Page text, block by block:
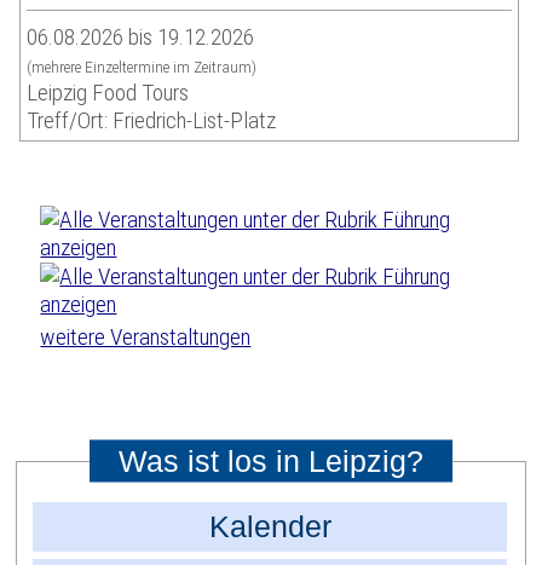
06.08.2026 bis 19.12.2026
(mehrere Einzeltermine im Zeitraum)
Leipzig Food Tours
Treff/Ort: Friedrich-List-Platz
weitere Veranstaltungen
Was ist los in Leipzig?
Kalender